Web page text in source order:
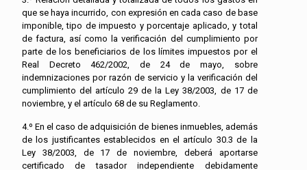
que se haya incurrido, con expresión en cada caso de base
imponible, tipo de impuesto y porcentaje aplicado, y total
de factura, así como la verificación del cumplimiento por
parte de los beneficiarios de los límites impuestos por el
Real Decreto 462/2002, de 24 de mayo, sobre
indemnizaciones por razón de servicio y la verificación del
cumplimiento del artículo 29 de la Ley 38/2003, de 17 de
noviembre, y el artículo 68 de su Reglamento.
4.º En el caso de adquisición de bienes inmuebles, además
de los justificantes establecidos en el artículo 30.3 de la
Ley 38/2003, de 17 de noviembre, deberá aportarse
certificado de tasador independiente debidamente